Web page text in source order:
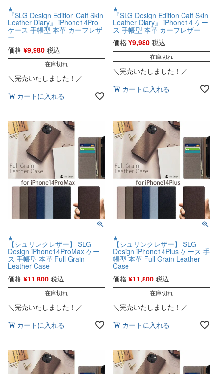
★
『SLG Design Edition Calf Skin
Leather Diary』 iPhone14Pro
ケース 手帳型 本革 カーフレザ
ー
価格 ¥9,980 税込
在庫切れ
＼完売いたしました！／
カートに入れる
★
『SLG Design Edition Calf Skin
Leather Diary』 iPhone14 ケー
ス 手帳型 本革 カーフレザー
価格 ¥9,980 税込
在庫切れ
＼完売いたしました！／
カートに入れる
★
【シュリンクレザー】 SLG
Design iPhone14ProMax ケー
ス 手帳型 本革 Full Grain
Leather Case
価格 ¥11,800 税込
在庫切れ
＼完売いたしました！／
カートに入れる
★
【シュリンクレザー】 SLG
Design iPhone14Plus ケース 手
帳型 本革 Full Grain Leather
Case
価格 ¥11,800 税込
在庫切れ
＼完売いたしました！／
カートに入れる